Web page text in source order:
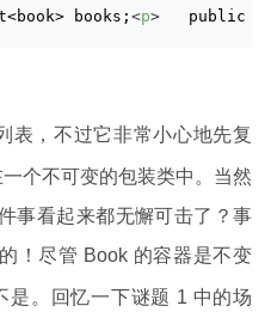
books; <p> public
表，不过它非常小心地先复
个不可变的包装类中。当然
事看起来都无懈可击了？事
！尽管 Book 的容器是不变
是。回忆一下谜题 1 中的场